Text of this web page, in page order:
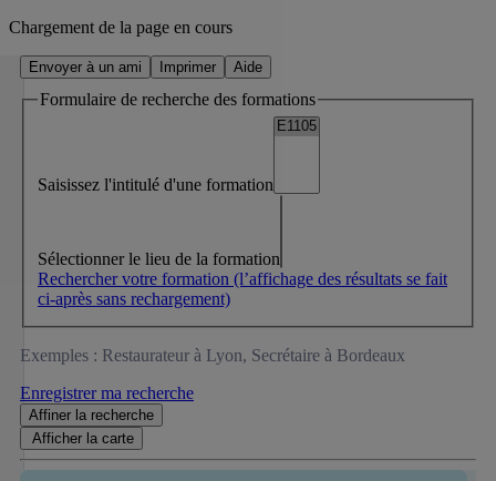
Chargement de la page en cours
Envoyer à un ami Imprimer Aide
Formulaire de recherche des formations
Saisissez l'intitulé d'une formation
Sélectionner le lieu de la formation
Rechercher votre formation (l’affichage des résultats se fait
ci-après sans rechargement)
Exemples : Restaurateur à Lyon, Secrétaire à Bordeaux
Enregistrer ma recherche
Affiner la recherche
Afficher la carte